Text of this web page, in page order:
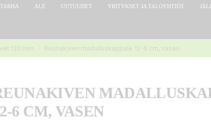
ALE UUTUUDET YRITYKSET JA TALOYHTIÖT
120 mm Reunakiven madalluskappale 12-6 cm, vasen
6 CM, VASEN